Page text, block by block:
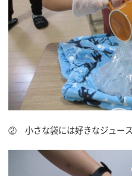
② 小さな袋には好きなジュース